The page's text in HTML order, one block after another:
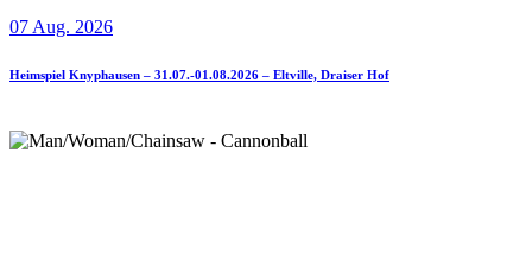
07 Aug. 2026
Heimspiel Knyphausen – 31.07.-01.08.2026 – Eltville, Draiser Hof